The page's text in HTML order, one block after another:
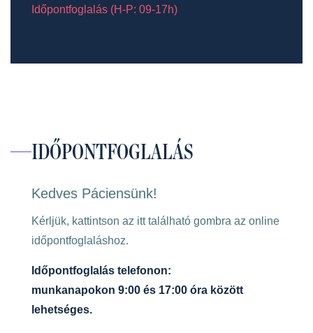
Időpontfoglalás (H-P: 09-17h)
IDŐPONTFOGLALÁS
Kedves Páciensünk!
Kérljük, kattintson az itt található gombra az online
időpontfoglaláshoz.
Időpontfoglalás telefonon:
munkanapokon 9:00 és 17:00 óra között
lehetséges.